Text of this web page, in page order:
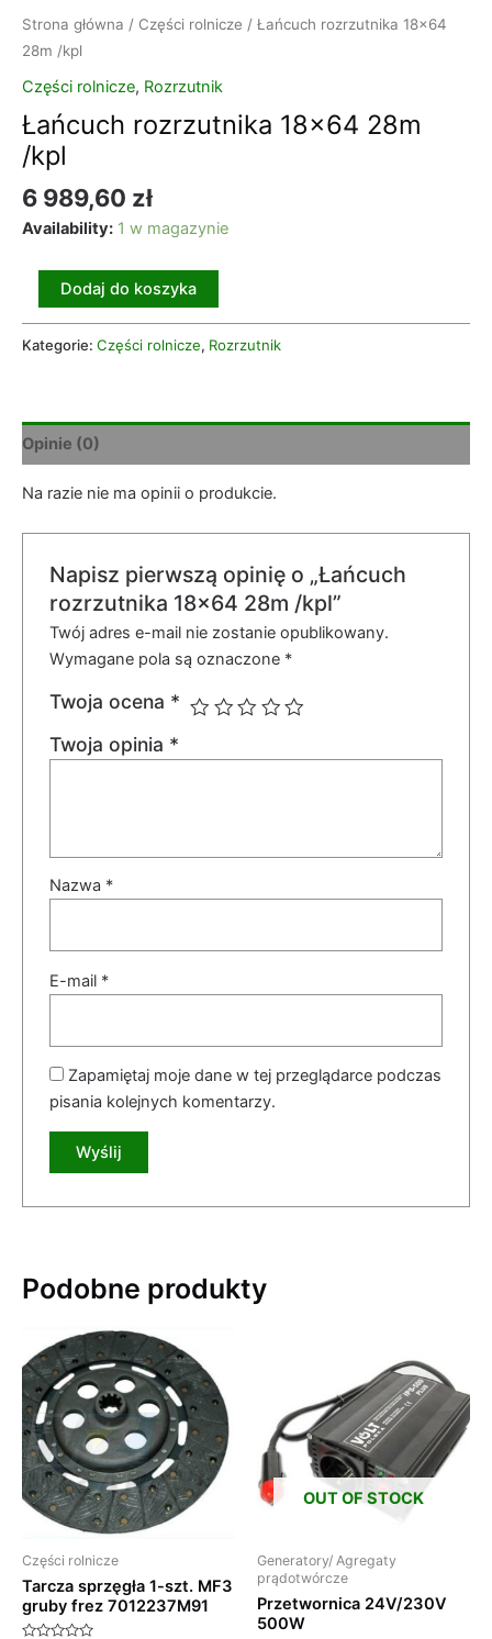
Strona główna / Części rolnicze / Łańcuch rozrzutnika 18×64
28m /kpl
Części rolnicze, Rozrzutnik
Łańcuch rozrzutnika 18×64 28m
/kpl
6 989,60 zł
Availability: 1 w magazynie
Dodaj do koszyka
Kategorie: Części rolnicze, Rozrzutnik
Opinie (0)
Na razie nie ma opinii o produkcie.
Napisz pierwszą opinię o „Łańcuch
rozrzutnika 18×64 28m /kpl”
Twój adres e-mail nie zostanie opublikowany.
Wymagane pola są oznaczone *
Twoja ocena *
Twoja opinia *
Nazwa *
E-mail *
Zapamiętaj moje dane w tej przeglądarce podczas
pisania kolejnych komentarzy.
Podobne produkty
Części rolnicze
Tarcza sprzęgła 1-szt. MF3
gruby frez 7012237M91
OUT OF STOCK
Generatory/ Agregaty
prądotwórcze
Przetwornica 24V/230V
500W